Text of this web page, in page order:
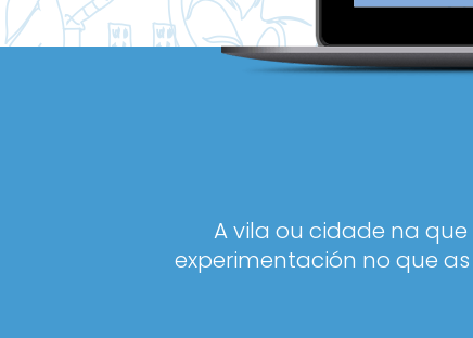
A vila ou cidade na
experimentación no que